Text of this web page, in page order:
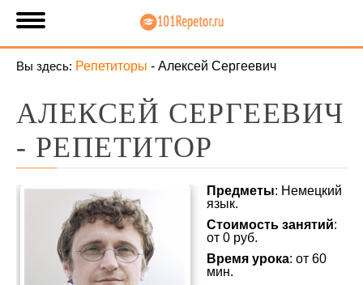
Вы здесь: Репетиторы - Алексей Сергеевич
АЛЕКСЕЙ СЕРГЕЕВИЧ
- РЕПЕТИТОР
Предметы: Немецкий
язык.
Стоимость занятий:
от 0 руб.
Время урока: от 60
мин.